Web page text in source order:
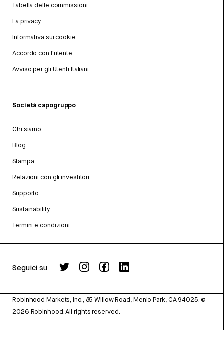
Tabella delle commissioni
La privacy
Informativa sui cookie
Accordo con l'utente
Avviso per gli Utenti Italiani
Società capogruppo
Chi siamo
Blog
Stampa
Relazioni con gli investitori
Supporto
Sustainability
Termini e condizioni
Seguici su
Robinhood Markets, Inc., 85 Willow Road, Menlo Park, CA 94025. ©
2026 Robinhood. All rights reserved.